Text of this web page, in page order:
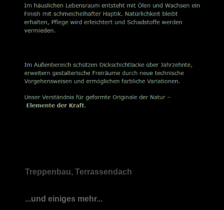
Treppenbau, Terrassendach
...und einiges mehr...